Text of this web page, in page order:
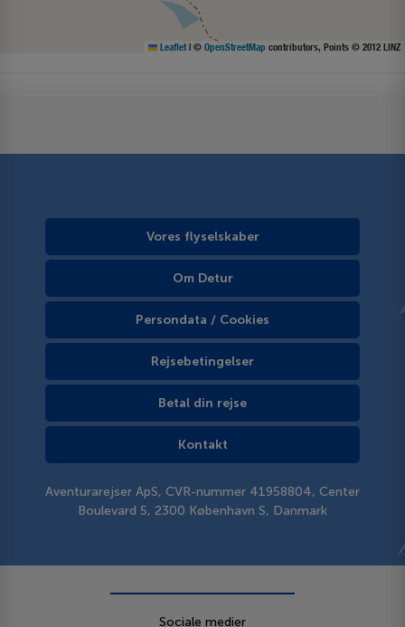
Leaflet | © OpenStreetMap contributors, Points © 2012 LINZ
Vores flyselskaber
Om Detur
Persondata / Cookies
Rejsebetingelser
Betal din rejse
Kontakt
Aventurarejser ApS, CVR-nummer 41958804, Center
Boulevard 5, 2300 København S, Danmark
Sociale medier